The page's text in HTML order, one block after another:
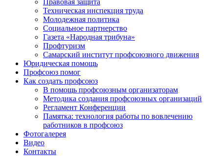
Техническая инспекция труда
Молодежная политика
Социальное партнерство
Газета «Народная трибуна»
Профтуризм
Самарский институт профсоюзного движения
Юридическая помощь
Профсоюз помог
Как создать профсоюз
В помощь профсоюзным организаторам
Методика создания профсоюзных организаций
Регламент Конференции
Памятка: технология работы по вовлечению
работников в профсоюз
Фотогалерея
Видео
Контакты